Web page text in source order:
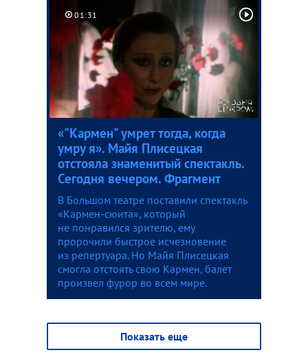
01:31
«"Кармен" умрет тогда, когда
умру я». Майя Плисецкая
отстояла знаменитый спектакль.
Сегодня вечером. Фрагмент
В Большом театре поставили спектакль
«Кармен-сюита», который
не понравился зрителю, ему
пророчили быстрое исчезновение
из репертуара. Но Майя Плисецкая
смогла отстоять свою Кармен, балет
произвел фурор во всем мире.
Показать еще